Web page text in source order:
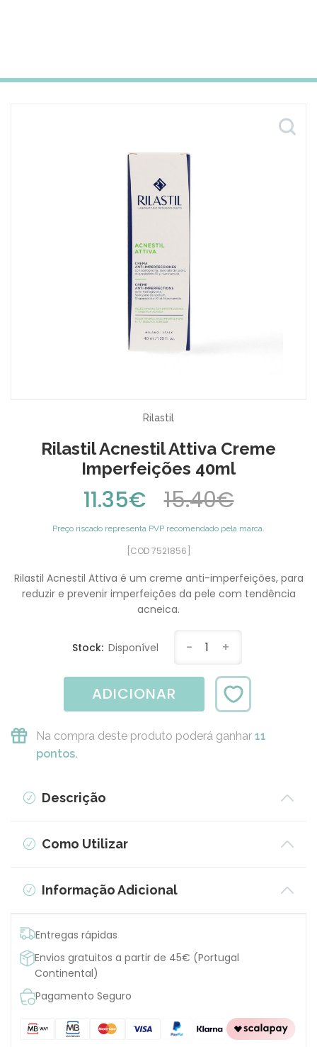
Rilastil
Rilastil Acnestil Attiva Creme
Imperfeições 40ml
11.35€ 15.40€
Preço riscado representa PVP recomendado pela marca.
[COD 7521856]
Rilastil Acnestil Attiva é um creme anti-imperfeições, para
reduzir e prevenir imperfeições da pele com tendência
acneica.
Stock: Disponível - 1 +
ADICIONAR
Na compra deste produto poderá ganhar 11
pontos.
Descrição
Como Utilizar
Informação Adicional
Entregas rápidas
Envios gratuitos a partir de 45€ (Portugal
Continental)
Pagamento Seguro